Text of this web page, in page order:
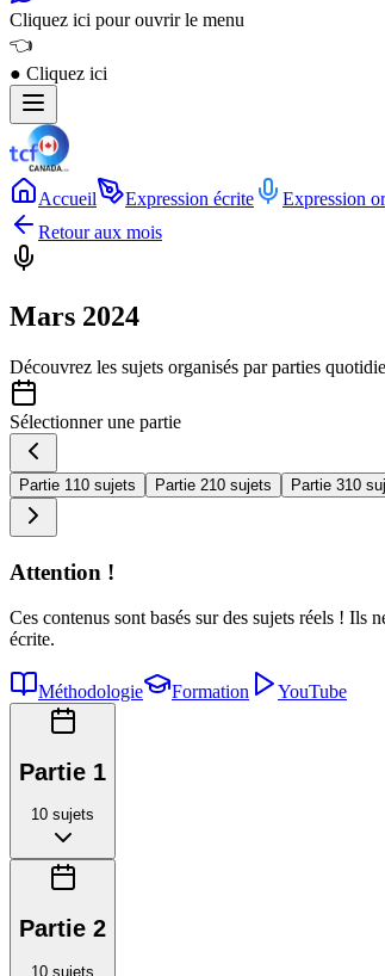
Cliquez ici pour ouvrir le menu
👈
● Cliquez ici
Accueil Expression écrite Expression
Retour aux mois
Mars 2024
Découvrez les sujets organisés par parties
Sélectionner une partie
Partie 1 10 sujets Partie 210 sujets Partie 310
Attention !
Ces contenus sont basés sur des sujets réels !
écrite.
Méthodologie Formation YouTube
Partie 1
10 sujets
Partie 2
10 sujets